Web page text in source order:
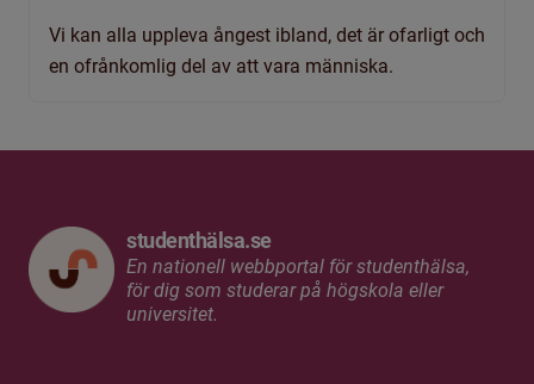
Vi kan alla uppleva ångest ibland, det är ofarligt och
en ofrånkomlig del av att vara människa.
studenthälsa.se
En nationell webbportal för studenthälsa,
för dig som studerar på högskola eller
universitet.